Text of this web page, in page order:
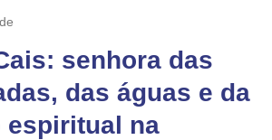
senhora das
das águas e da
espiritual na